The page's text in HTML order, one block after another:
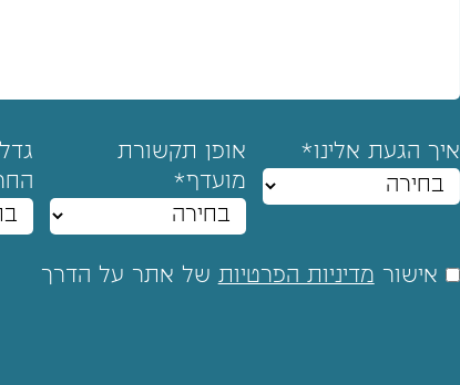
איך הגעת אלינו*
אופן תקשורת
מועדף*
אישור מדיניות הפרטיות של אתר על הדרך